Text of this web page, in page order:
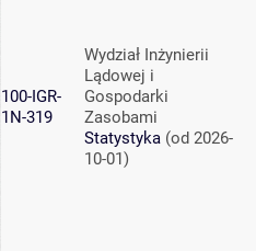
100-IGR-
1N-319
Wydział Inżynierii
Lądowej i
Gospodarki
Zasobami
Statystyka (od 2026-
10-01)